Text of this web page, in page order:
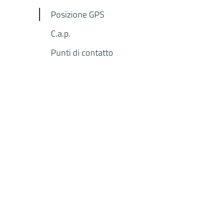
Posizione GPS
C.a.p.
Punti di contatto